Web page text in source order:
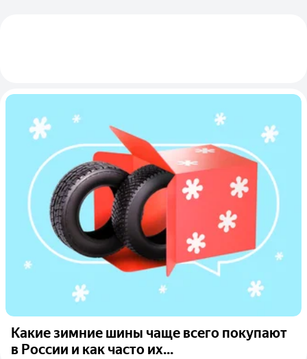
Какие зимние шины чаще всего покупают
в России и как часто их...